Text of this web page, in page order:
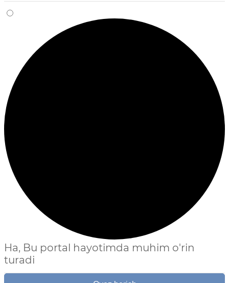
Ha, Bu portal hayotimda muhim o'rin
turadi